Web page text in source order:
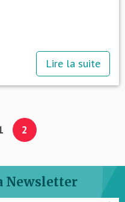
Lire la suite
2
Newsletter